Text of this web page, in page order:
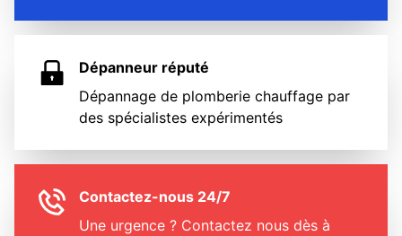
Dépanneur réputé
Dépannage de plomberie chauffage par
des spécialistes expérimentés
Contactez-nous 24/7
Une urgence ? Contactez nous dès à